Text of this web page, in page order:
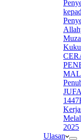
2025
Ulasan